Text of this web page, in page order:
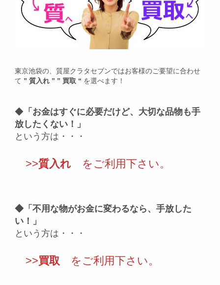
東京池袋の、質屋クラタセブンではお客様のご要望に合わせ
て ” 質入れ ” ” 買取 “ を選べます！
◆ 「お金はすぐに必要だけど、大切な品物も手
放したくない！」
という方は・・・
>>質入れ をご利用下さい。
◆「不用な物がお金に変わるなら、手放した
い！」
という方は・・・
>>買取 をご利用下さい。